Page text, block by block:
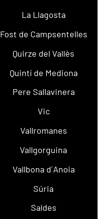
La Llagosta
Fost de Campsentelles
Quirze del Vallès
Quintí de Mediona
Pere Sallavinera
Vic
Vallromanes
Vallgorguina
Vallbona d´Anoia
Súria
Saldes